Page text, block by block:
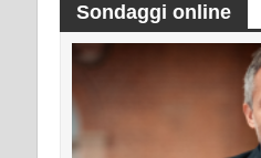
Sondaggi online